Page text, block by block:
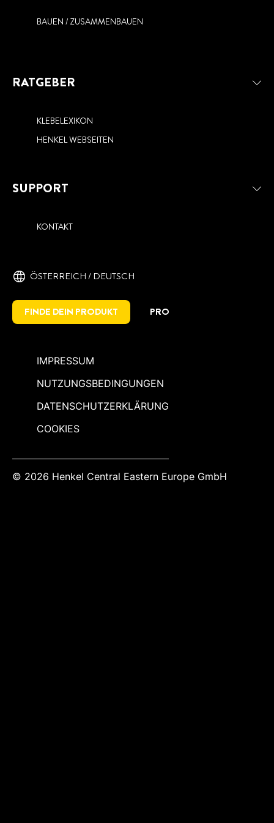
BAUEN / ZUSAMMENBAUEN
RATGEBER
KLEBELEXIKON
HENKEL WEBSEITEN
SUPPORT
KONTAKT
ÖSTERREICH / DEUTSCH
FINDE DEIN PRODUKT PRO
IMPRESSUM
NUTZUNGSBEDINGUNGEN
DATENSCHUTZERKLÄRUNG
COOKIES
© 2026 Henkel Central Eastern Europe GmbH